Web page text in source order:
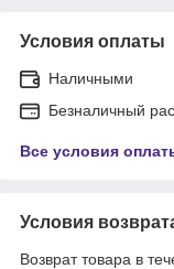
Условия оплаты
Наличными
Безналичный
Все условия
Условия
Возврат товара в